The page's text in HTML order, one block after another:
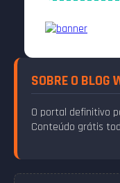
SOBRE O BLOG
O portal definitivo
Conteúdo grátis